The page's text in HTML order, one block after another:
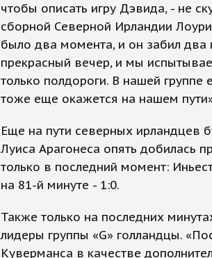
чтобы описать игру Дэвида, - не
сборной Северной Ирландии
было два момента, и он забил два
прекрасный вечер, и мы
только полдороги. В нашей
тоже еще окажется на нашем
Еще на пути северных ирландцев
Луиса Арагонеса опять добилась
только в последний момент:
на 81-й минуте - 1:0.
Также только на последних
лидеры группы «G» голландцы.
Куверманса в качестве